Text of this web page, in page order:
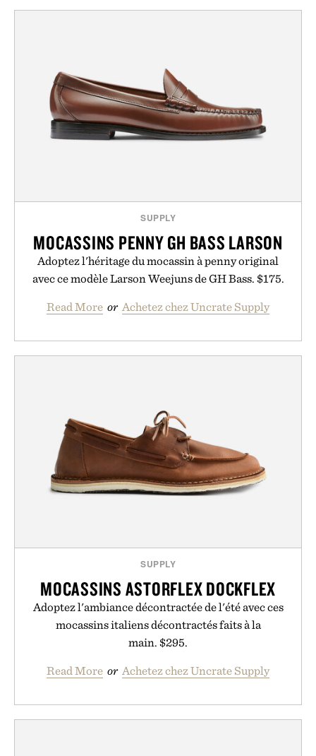
SUPPLY
MOCASSINS PENNY GH BASS LARSON
Adoptez l'héritage du mocassin à penny original
avec ce modèle Larson Weejuns de GH Bass. $175.
Read More or Achetez chez Uncrate Supply
SUPPLY
MOCASSINS ASTORFLEX DOCKFLEX
Adoptez l'ambiance décontractée de l'été avec ces
mocassins italiens décontractés faits à la
main. $295.
Read More or Achetez chez Uncrate Supply